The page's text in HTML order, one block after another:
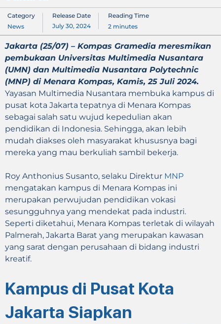
Category
News
Release Date
July 30, 2024
Reading Time
2 minutes
Jakarta (25/07) – Kompas Gramedia meresmikan
pembukaan Universitas Multimedia Nusantara
(UMN) dan Multimedia Nusantara Polytechnic
(MNP) di Menara Kompas, Kamis, 25 Juli 2024.
Yayasan Multimedia Nusantara membuka kampus di
pusat kota Jakarta tepatnya di Menara Kompas
sebagai salah satu wujud kepedulian akan
pendidikan di Indonesia. Sehingga, akan lebih
mudah diakses oleh masyarakat khususnya bagi
mereka yang mau berkuliah sambil bekerja.
Roy Anthonius Susanto, selaku Direktur MNP
mengatakan kampus di Menara Kompas ini
merupakan perwujudan pendidikan vokasi
sesungguhnya yang mendekat pada industri.
Seperti diketahui, Menara Kompas terletak di wilayah
Palmerah, Jakarta Barat yang merupakan kawasan
yang sarat dengan perusahaan di bidang industri
kreatif.
Kampus di Pusat Kota
Jakarta Siapkan